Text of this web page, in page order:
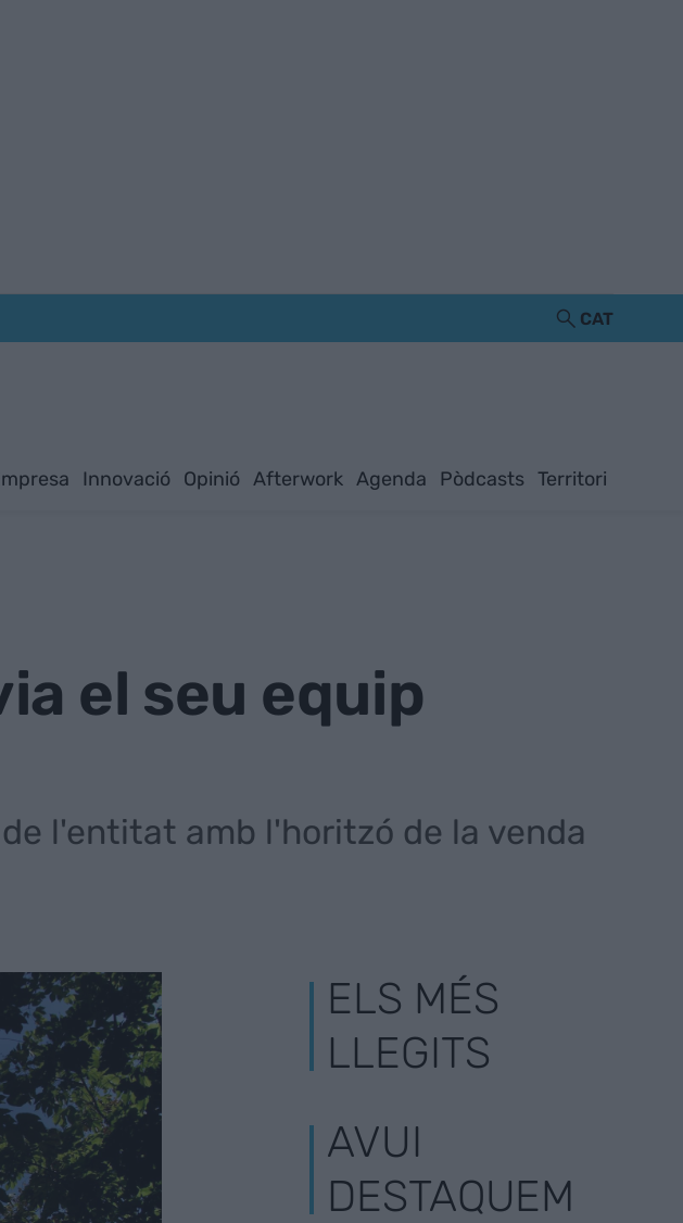
CAT
Innovació Opinió Afterwork Agenda Pòdcasts Territori
el seu equip
l'entitat amb l'horitzó de la venda
ELS MÉS
LLEGITS
AVUI
DESTAQUEM